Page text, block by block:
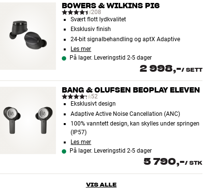
BOWERS & WILKINS PI6
208
Svært flott lydkvalitet
Eksklusiv finish
24-bit signalbehandling og aptX Adaptive
Les mer
På lager. Leveringstid 2-5 dager
2 998,-/ SETT
BANG & OLUFSEN BEOPLAY ELEVEN
52
Eksklusivt design
Adaptive Active Noise Cancellation (ANC)
100% vanntett design, kan skylles under springen
(IP57)
Les mer
På lager. Leveringstid 2-5 dager
5 790,-/ STK
VIS ALLE